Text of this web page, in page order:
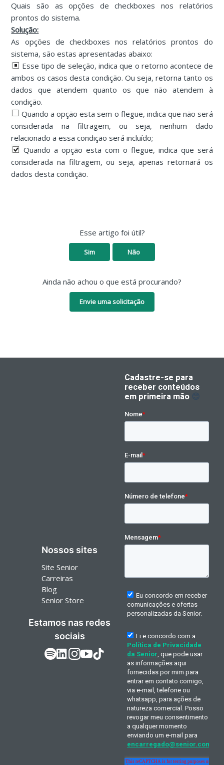
Quais são as opções de checkboxes nos relatórios
prontos do sistema.
Solução:
As opções de checkboxes nos relatórios prontos do
sistema, são estas apresentadas abaixo:
Esse tipo de seleção, indica que o retorno acontece de
ambos os casos desta condição. Ou seja, retorna tanto os
dados que atendem quanto os que não atendem à
condição.
Quando a opção esta sem o flegue, indica que não será
considerada na filtragem, ou seja, nenhum dado
relacionado a essa condição será incluído;
Quando a opção esta com o flegue, indica que será
considerada na filtragem, ou seja, apenas retornará os
dados desta condição.
Esse artigo foi útil?
Sim Não
Ainda não achou o que está procurando?
Envie uma solicitação
Nossos sites
Site Senior
Carreiras
Blog
Senior Store
Estamos nas redes
sociais